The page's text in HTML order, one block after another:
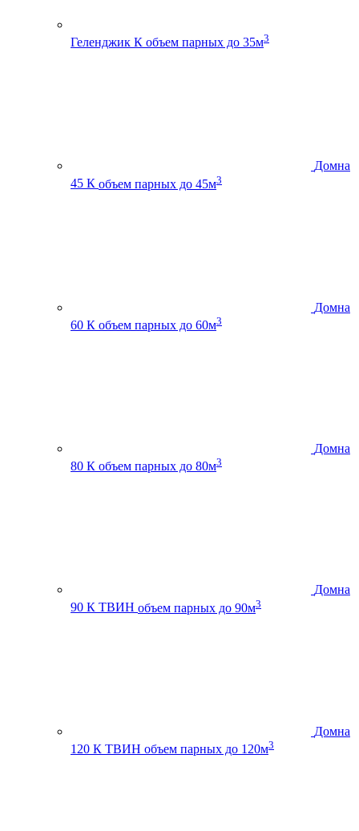
Геленджик К объем парных до 35м3
Домна
45 К объем парных до 45м3
Домна
60 К объем парных до 60м3
Домна
80 К объем парных до 80м3
Домна
90 К ТВИН объем парных до 90м3
Домна
120 К ТВИН объем парных до 120м3